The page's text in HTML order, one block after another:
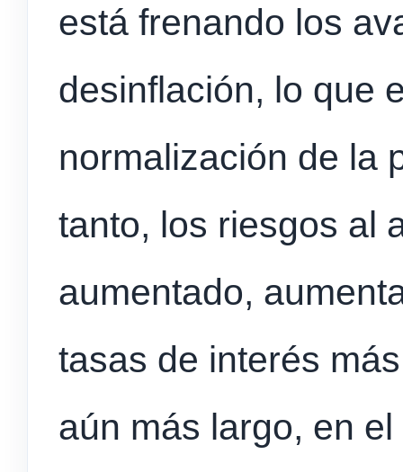
está frenando los
desinflación, lo que
normalización de la
tanto, los riesgos al
aumentado,
tasas de interés
aún más largo, en